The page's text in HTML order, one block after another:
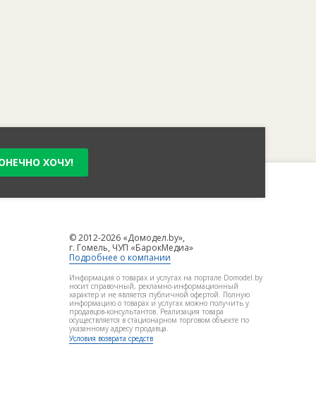
ХОЧУ!
© 2012-2026 «Домодел.by»,
г. Гомель, ЧУП «БарокМедиа»
Подробнее о компании
Информация о товарах и услугах на портале Domodel.by
носит справочный, рекламно-информационный
характер и не является публичной офертой. Полную
информацию о товарах и услугах можно получить у
продавцов-консультантов. Реализация товара
осуществляется в стационарном торговом объекте по
указанному адресу продавца.
Условия возврата средств